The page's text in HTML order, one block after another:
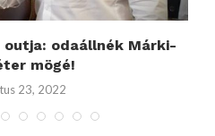
odaállnék Márki-
mögé!
23, 2022